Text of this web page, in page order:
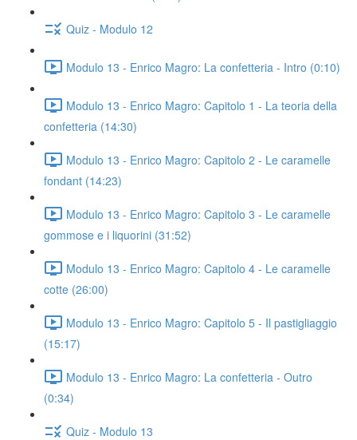
Quiz - Modulo 12
Modulo 13 - Enrico Magro: La confetteria - Intro (0:10)
Modulo 13 - Enrico Magro: Capitolo 1 - La teoria della
confetteria (14:30)
Modulo 13 - Enrico Magro: Capitolo 2 - Le caramelle
fondant (14:23)
Modulo 13 - Enrico Magro: Capitolo 3 - Le caramelle
gommose e i liquorini (31:52)
Modulo 13 - Enrico Magro: Capitolo 4 - Le caramelle
cotte (26:00)
Modulo 13 - Enrico Magro: Capitolo 5 - Il pastigliaggio
(15:17)
Modulo 13 - Enrico Magro: La confetteria - Outro
(0:34)
Quiz - Modulo 13